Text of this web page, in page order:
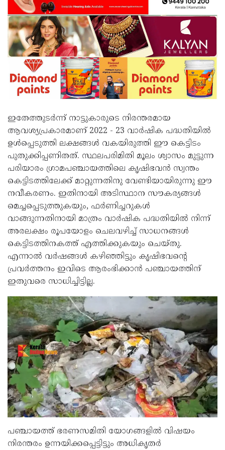
ഇതേത്തുടർന്ന് നാട്ടുകാരുടെ നിരന്തരമായ
ആവശ്യപ്രകാരമാണ് 2022 - 23 വാർഷിക പദ്ധതിയിൽ
ഉൾപ്പെടുത്തി ലക്ഷങ്ങൾ വകയിരുത്തി ഈ കെട്ടിടം
പുതുക്കിപ്പണിതത്. സ്ഥലപരിമിതി മൂലം ശ്വാസം മുട്ടുന്ന
പരിയാരം ഗ്രാമപഞ്ചായത്തിലെ കൃഷിഭവൻ സ്വന്തം
കെട്ടിടത്തിലേക്ക് മാറ്റുന്നതിനു വേണ്ടിയായിരുന്നു ഈ
നവീകരണം. ഇതിനായി അടിസ്ഥാന സൗകര്യങ്ങൾ
മെച്ചപ്പെടുത്തുകയും, ഫർണിച്ചറുകൾ
വാങ്ങുന്നതിനായി മാത്രം വാർഷിക പദ്ധതിയിൽ നിന്ന്
അരലക്ഷം രൂപയോളം ചെലവഴിച്ച് സാധനങ്ങൾ
കെട്ടിടത്തിനകത്ത് എത്തിക്കുകയും ചെയ്തു.
എന്നാൽ വർഷങ്ങൾ കഴിഞ്ഞിട്ടും കൃഷിഭവന്റെ
പ്രവർത്തനം ഇവിടെ ആരംഭിക്കാൻ പഞ്ചായത്തിന്
ഇതുവരെ സാധിച്ചിട്ടില്ല.
പഞ്ചായത്ത് ഭരണസമിതി യോഗങ്ങളിൽ വിഷയം
നിരന്തരം ഉന്നയിക്കപ്പെട്ടിട്ടും അധികൃതർ